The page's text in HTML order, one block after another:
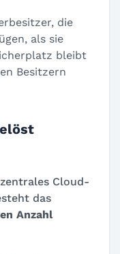
die
als sie
bleibt
Besitzern
Cloud-
das
Anzahl